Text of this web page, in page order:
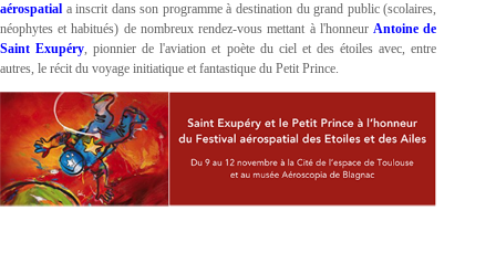
aérospatial a inscrit dans son programme à destination du grand public (scolaires,
néophytes et habitués) de nombreux rendez-vous mettant à l'honneurAntoine de
Saint Exupéry, pionnier de l'aviation et poète du ciel et des étoiles avec, entre
autres, le récit du voyage initiatique et fantastique du Petit Prince.